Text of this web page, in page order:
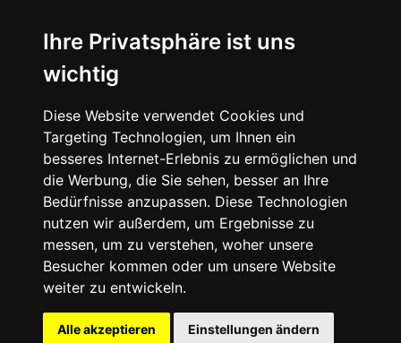
Ihre Privatsphäre ist uns
wichtig
Diese Website verwendet Cookies und
Targeting Technologien, um Ihnen ein
besseres Internet-Erlebnis zu ermöglichen und
die Werbung, die Sie sehen, besser an Ihre
Bedürfnisse anzupassen. Diese Technologien
nutzen wir außerdem, um Ergebnisse zu
messen, um zu verstehen, woher unsere
Besucher kommen oder um unsere Website
weiter zu entwickeln.
Alle akzeptieren Einstellungen ändern
About
Instagram
Facebook
© 2024 SNEAKERᴰᴱ, All rights reserved.
Impressum Datenschutz
Cookie-Einstellungen